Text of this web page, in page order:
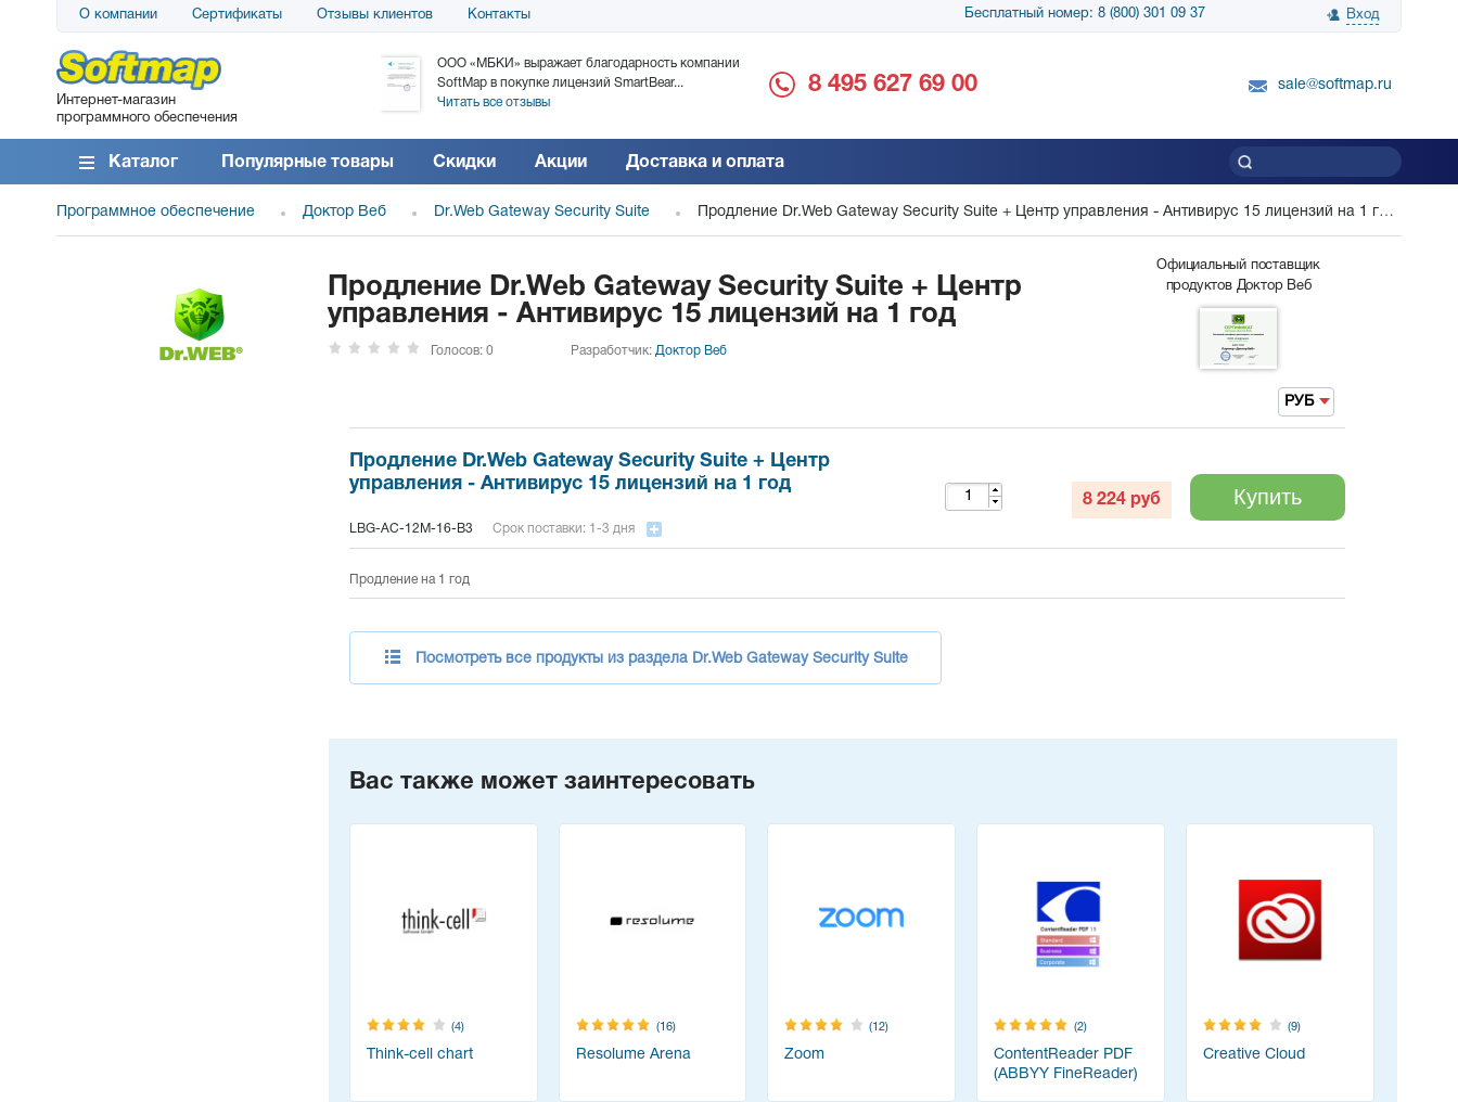
О компании Сертификаты Отзывы клиентов Контакты Бесплатный номер: 8 (800) 301 09 37 Вход
Интернет-магазин
программного обеспечения
АО «АТС» благодарит компанию SoftMap за
поставку программного обеспечения SolarWinds
DameWare...
Читать все отзывы
ООО «МБКИ» выражает благодарность компании
SoftMap в покупке лицензий SmartBear...
Читать все отзывы
благодарность за поставку SnapGene...
благодарность SoftMap за помощь в
8 495 627 69 00 sale@softmap.ru
Каталог Популярные товары Скидки Акции Доставка и оплата
Программное обеспечение Доктор Веб Dr.Web Gateway Security Suite Продление Dr.Web Gateway Security Suite + Центр управления - Антивирус 15 лицензий на 1 год
Продление Dr.Web Gateway Security Suite + Центр
управления - Антивирус 15 лицензий на 1 год
Голосов: 0 Разработчик: Доктор Веб
Официальный поставщик
продуктов Доктор Веб
РУБ
Продление Dr.Web Gateway Security Suite + Центр
управления - Антивирус 15 лицензий на 1 год
LBG-AC-12M-16-B3 Срок поставки: 1-3 дня
8 224 руб Купить
Продление на 1 год
Посмотреть все продукты из раздела Dr.Web Gateway Security Suite
Вас также может заинтересовать
(4)
Think-cell chart
(16)
Resolume Arena
(12)
Zoom
(2)
ContentReader PDF
(ABBYY FineReader)
(9)
Creative Cloud